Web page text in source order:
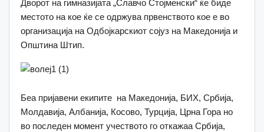
Дворот на гимназијата „Славчо Стојменски“ ќе биде
местото на кое ќе се одржува првенството кое е во
организација на Одбојкарскиот сојуз на Македонија и
Општина Штип.
Беа пријавени екипите на Македонија, БИХ, Србија,
Молдавија, Албанија, Косово, Турција, Црна Гора но
во последен момент учеството го откажаа Србија,